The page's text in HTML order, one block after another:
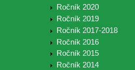
Ročník 2020
Ročník 2019
Ročník 2017-2018
Ročník 2016
Ročník 2015
Ročník 2014